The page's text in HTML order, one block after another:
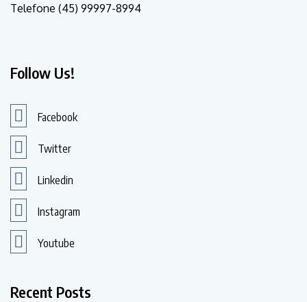
Telefone (45) 99997-8994
Follow Us!
Facebook
Twitter
Linkedin
Instagram
Youtube
Recent Posts